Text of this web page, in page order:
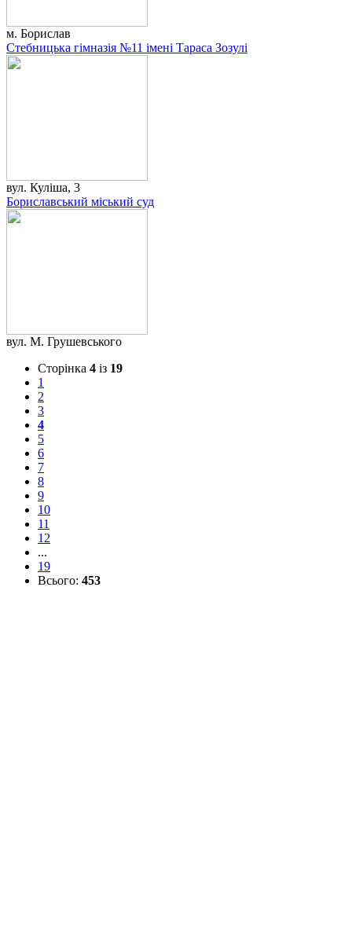
м. Борислав
Стебницька гімназія №11 імені Тараса Зозулі
вул. Куліша, 3
Бориславський міський суд
вул. М. Грушевського
Сторінка 4 із 19
1
2
3
4
5
6
7
8
9
10
11
12
...
19
Всього: 453